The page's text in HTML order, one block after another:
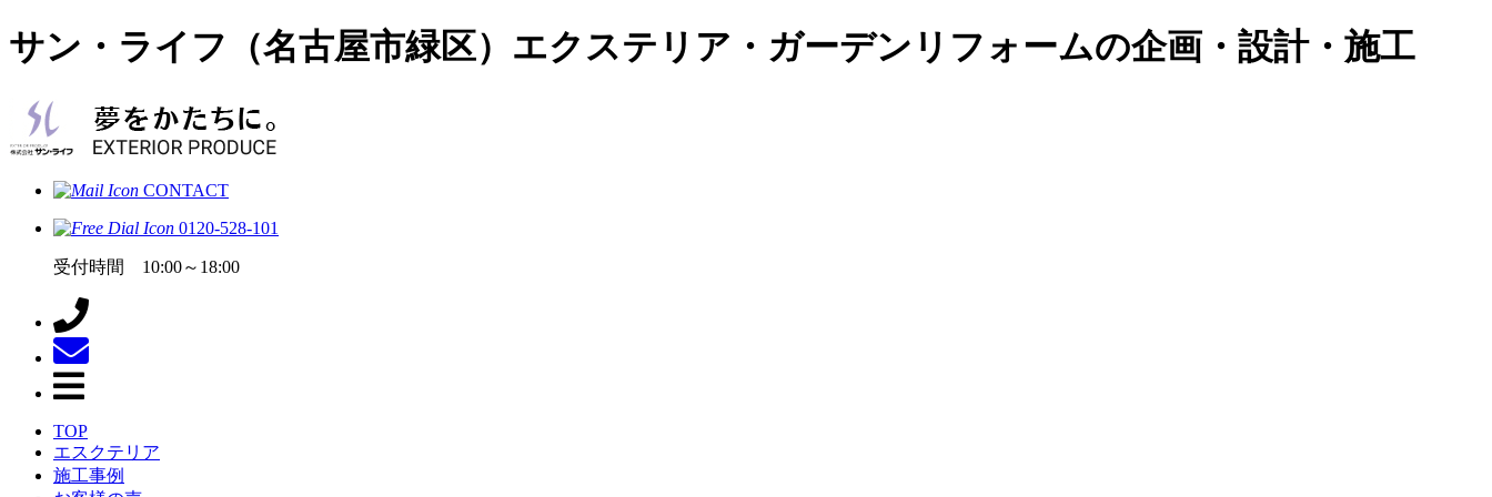
サン・ライフ（名古屋市緑区）エクステリア・ガーデンリフォームの企画・設計・施工
CONTACT
0120-528-101
受付時間 10:00～18:00
TOP
エスクテリア
施工事例